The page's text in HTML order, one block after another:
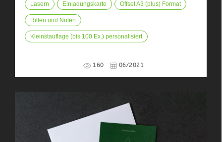
Lasern Einladungskarte Offset A3 (plus) Format
Rillen und Nuten
Kleinstauflage (bis 100 Ex.) personalisiert
160 06/2021